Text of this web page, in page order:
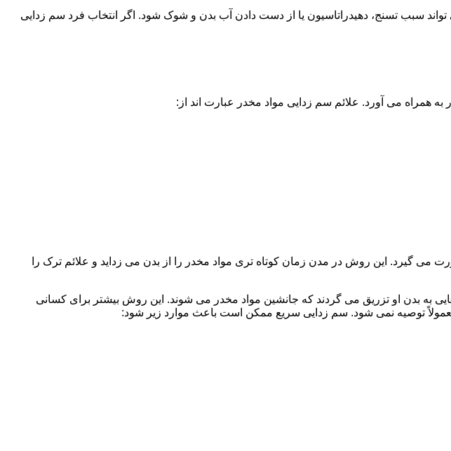
سبب تسنج، دهیدراتاسیون یا از دست دادن آب بدن و شوک شود. اگر انتخاب فرد سم زدایی
همراه می آورد. علائم سم زدایی مواد مخدر عبارت اند از:
گیرد. این روش در مدن زمان کوتاه تری مواد مخدر را از بدن می زداید و علائم ترک را
به بدن او تزریق می گردند که جانشین مواد مخدر می شوند. این روش بیشتر برای کسانی
توصیه نمی شود. سم زدایی سریع ممکن است باعث موارد زیر شود: